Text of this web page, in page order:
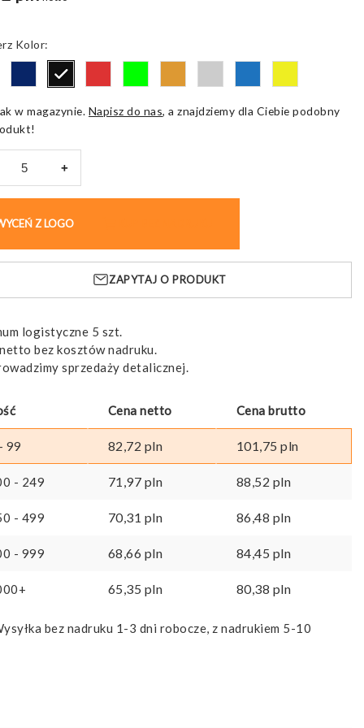
Kolor
w magazynie. Napisz do nas, a znajdziemy dla Ciebie podobny
+
Z LOGO
ZAPYTAJ O PRODUKT
logistyczne 5 szt.
bez kosztów nadruku.
sprzedaży detalicznej.
Cena netto Cena brutto
99 82,72 pln 101,75pln
- 249 71,97 pln 88,52 pln
- 499 70,31 pln 86,48 pln
- 999 68,66 pln 84,45 pln
65,35 pln 80,38 pln
bez nadruku 1-3 dni robocze, z nadrukiem 5-10